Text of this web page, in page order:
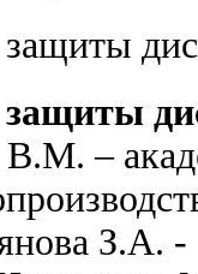
В.М. –
З.А.